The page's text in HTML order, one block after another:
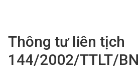
Thông tư liên tịch
144/2002/TTLT/